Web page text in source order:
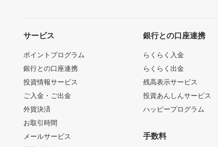
サービス
ポイントプログラム
銀行との口座連携
投資情報サービス
ご入金・ご出金
外貨決済
お取引時間
メールサービス
銀行との口座連携
らくらく入金
らくらく出金
残高表示サービス
投資あんしんサービス
ハッピープログラム
手数料